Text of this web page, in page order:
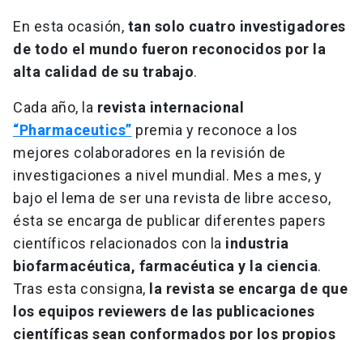
En esta ocasión, tan solo cuatro investigadores
de todo el mundo fueron reconocidos por la
alta calidad de su trabajo.
Cada año, la revista internacional
“Pharmaceutics” premia y reconoce a los
mejores colaboradores en la revisión de
investigaciones a nivel mundial. Mes a mes, y
bajo el lema de ser una revista de libre acceso,
ésta se encarga de publicar diferentes papers
científicos relacionados con la industria
biofarmacéutica, farmacéutica y la ciencia.
Tras esta consigna, la revista se encarga de que
los equipos reviewers de las publicaciones
científicas sean conformados por los propios